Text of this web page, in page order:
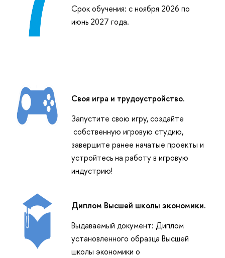
Срок обучения: c ноября 2026 по
июнь 2027 года.
Своя игра и трудоустройство.
Запустите свою игру, создайте
собственную игровую студию,
завершите ранее начатые проекты и
устройтесь на работу в игровую
индустрию!
Диплом Высшей школы экономики.
Выдаваемый документ: Диплом
установленного образца Высшей
школы экономики о